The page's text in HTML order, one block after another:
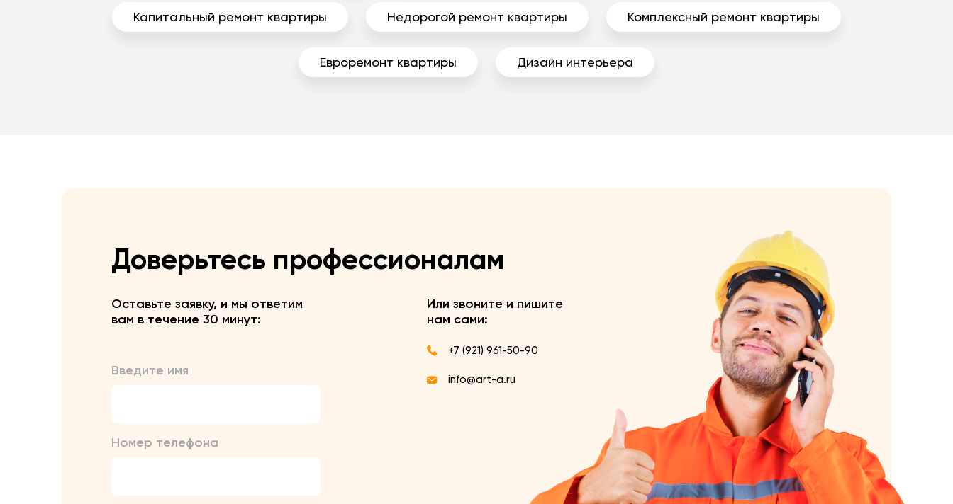
Капитальный ремонт квартиры Недорогой ремонт квартиры Комплексный ремонт квартиры
Евроремонт квартиры Дизайн интерьера
Доверьтесь профессионалам
Оставьте заявку, и мы ответим
вам в течение 30 минут:
Введите имя
Номер телефона
Или звоните и пишите
нам сами:
+7 (921) 961-50-90
info@art-a.ru